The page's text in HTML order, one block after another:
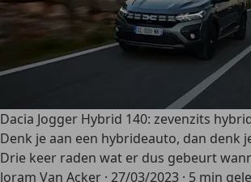
Dacia Jogger Hybrid 140: zevenzits
Denk je aan een hybrideauto, dan denk
Drie keer raden wat er dus gebeurt
Joram Van Acker · 27/03/2023 · 5 min